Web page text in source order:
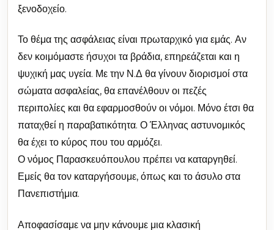
ξενοδοχείο.
Το θέμα της ασφάλειας είναι πρωταρχικό για εμάς. Αν
δεν κοιμόμαστε ήσυχοι τα βράδια, επηρεάζεται και η
ψυχική μας υγεία. Με την Ν.Δ θα γίνουν διορισμοί στα
σώματα ασφαλείας, θα επανέλθουν οι πεζές
περιπολίες και θα εφαρμοσθούν οι νόμοι. Μόνο έτσι θα
παταχθεί η παραβατικότητα. Ο Έλληνας αστυνομικός
θα έχει το κύρος που του αρμόζει.
Ο νόμος Παρασκευόπουλου πρέπει να καταργηθεί.
Εμείς θα τον καταργήσουμε, όπως και το άσυλο στα
Πανεπιστήμια.
Αποφασίσαμε να μην κάνουμε μια κλασική